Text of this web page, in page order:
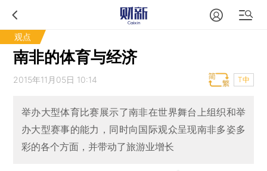
观点
南非的体育与经济
2015年11月05日 10:14 T中
举办大型体育比赛展示了南非在世界舞台上组织和举
办大型赛事的能力，同时向国际观众呈现南非多姿多
彩的各个方面，并带动了旅游业增长